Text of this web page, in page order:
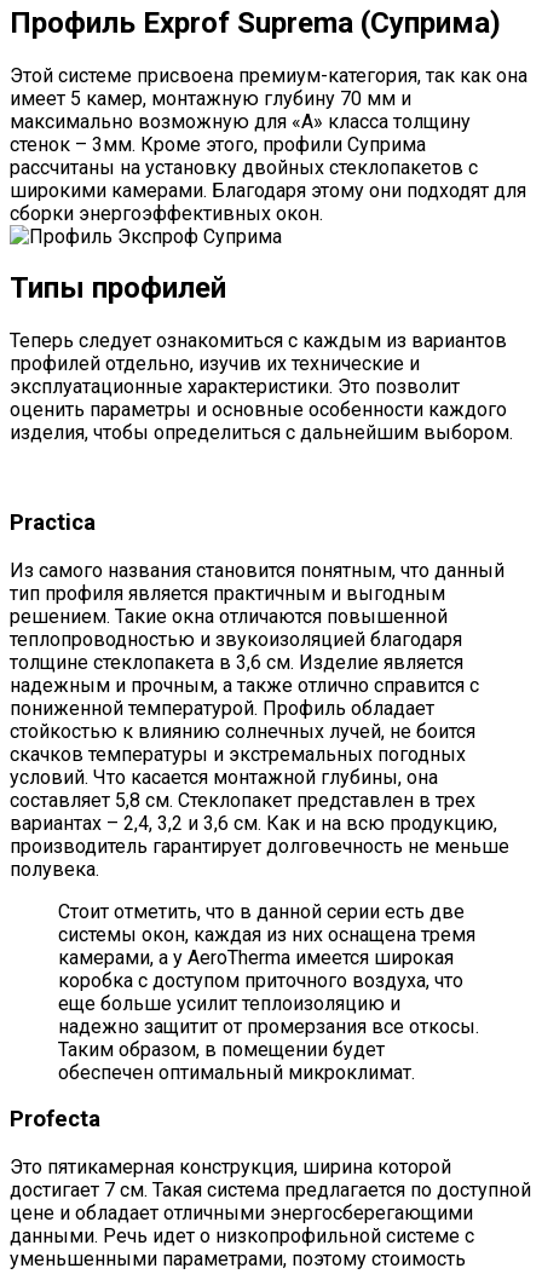
Профиль Exprof Suprema (Суприма)
Этой системе присвоена премиум-категория, так как она
имеет 5 камер, монтажную глубину 70 мм и
максимально возможную для «A» класса толщину
стенок – 3мм. Кроме этого, профили Суприма
рассчитаны на установку двойных стеклопакетов с
широкими камерами. Благодаря этому они подходят для
сборки энергоэффективных окон.
Типы профилей
Теперь следует ознакомиться с каждым из вариантов
профилей отдельно, изучив их технические и
эксплуатационные характеристики. Это позволит
оценить параметры и основные особенности каждого
изделия, чтобы определиться с дальнейшим выбором.
Practica
Из самого названия становится понятным, что данный
тип профиля является практичным и выгодным
решением. Такие окна отличаются повышенной
теплопроводностью и звукоизоляцией благодаря
толщине стеклопакета в 3,6 см. Изделие является
надежным и прочным, а также отлично справится с
пониженной температурой. Профиль обладает
стойкостью к влиянию солнечных лучей, не боится
скачков температуры и экстремальных погодных
условий. Что касается монтажной глубины, она
составляет 5,8 см. Стеклопакет представлен в трех
вариантах – 2,4, 3,2 и 3,6 см. Как и на всю продукцию,
производитель гарантирует долговечность не меньше
полувека.
Стоит отметить, что в данной серии есть две
системы окон, каждая из них оснащена тремя
камерами, а у AeroTherma имеется широкая
коробка с доступом приточного воздуха, что
еще больше усилит теплоизоляцию и
надежно защитит от промерзания все откосы.
Таким образом, в помещении будет
обеспечен оптимальный микроклимат.
Profecta
Это пятикамерная конструкция, ширина которой
достигает 7 см. Такая система предлагается по доступной
цене и обладает отличными энергосберегающими
данными. Речь идет о низкопрофильной системе с
уменьшенными параметрами, поэтому стоимость